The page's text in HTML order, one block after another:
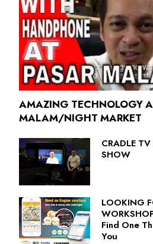
AMAZING TECHNOLOGY
MALAM/NIGHT MARKET
CRADLE
SHOW
LOOKING
Find One
You